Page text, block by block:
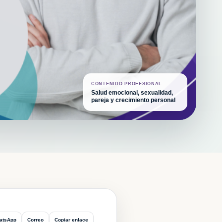
CONTENIDO PROFESIONAL
Salud emocional, sexualidad,
pareja y crecimiento personal
Correo Copiar enlace